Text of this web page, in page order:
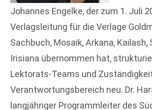
Johannes Engelke, der zum 1. Juli
Verlagsleitung für die Verlage
Sachbuch, Mosaik, Arkana, Kailash,
Irisiana übernommen hat,
Lektorats-Teams und
Verantwortungsbereich neu. Dr.
langjähriger Programmleiter des